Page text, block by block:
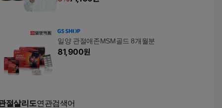
일양 관절애존MSM골드 8개월분
81,900원
절살리도연관검색어